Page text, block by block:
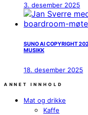
3. desember 2025
SUNO AI COPYRIGHT
MUSIKK
18. desember 2025
ANNET INNHOLD
Mat og drikke
Kaffe